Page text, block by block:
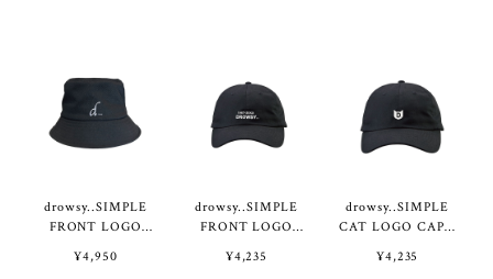
drowsy..SIMPLE
FRONT LOGO
¥4,950
drowsy..SIMPLE
FRONT LOGO
¥4,235
drowsy..SIMPLE
CAT LOGO CAP /
¥4,235